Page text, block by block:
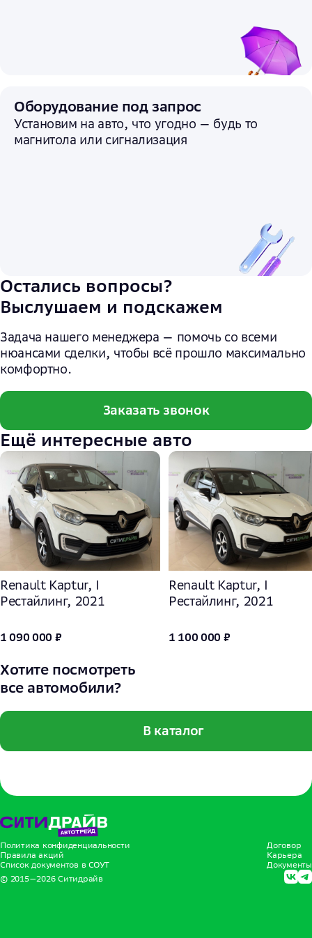
Оборудование под запрос
Установим на авто, что угодно — будь то
магнитола или сигнализация
Остались вопросы?
Выслушаем и подскажем
Задача нашего менеджера — помочь со всеми
нюансами сделки, чтобы всё прошло максимально
комфортно.
Заказать звонок
Ещё интересные авто
Renault Kaptur, I
Рестайлинг, 2021
1 090 000 ₽
Renault Kaptur, I
Рестайлинг, 2021
1 100 000 ₽
Хотите посмотреть
все автомобили?
В каталог
Политика конфиденциальности
Правила акций
Список документов в СОУТ
Договор
Карьера
Документы
© 2015—2026Ситидрайв